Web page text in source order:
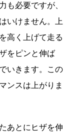
も必要ですが、
いけません。上
高く上げて走る
をピンと伸ば
いきます。この
ンスは上がりま
あとにヒザを伸